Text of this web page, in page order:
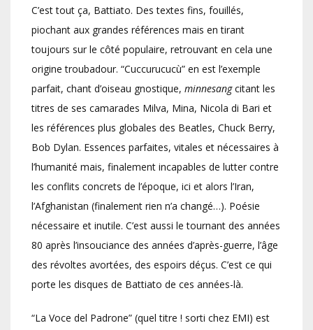
C’est tout ça, Battiato. Des textes fins, fouillés,
piochant aux grandes références mais en tirant
toujours sur le côté populaire, retrouvant en cela une
origine troubadour. “Cuccurucucù” en est l’exemple
parfait, chant d’oiseau gnostique, minnesangcitant les
titres de ses camarades Milva, Mina, Nicola di Bari et
les références plus globales des Beatles, Chuck Berry,
Bob Dylan. Essences parfaites, vitales et nécessaires à
l’humanité mais, finalement incapables de lutter contre
les conflits concrets de l’époque, ici et alors l’Iran,
l’Afghanistan (finalement rien n’a changé…). Poésie
nécessaire et inutile. C’est aussi le tournant des années
80 après l’insouciance des années d’après-guerre, l’âge
des révoltes avortées, des espoirs déçus. C’est ce qui
porte les disques de Battiato de ces années-là.
“La Voce del Padrone” (quel titre ! sorti chez EMI) est